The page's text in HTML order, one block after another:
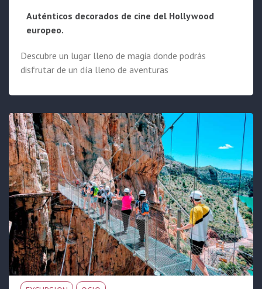
Auténticos decorados de cine del Hollywood
europeo.
Descubre un lugar lleno de magia donde podrás
disfrutar de un día lleno de aventuras